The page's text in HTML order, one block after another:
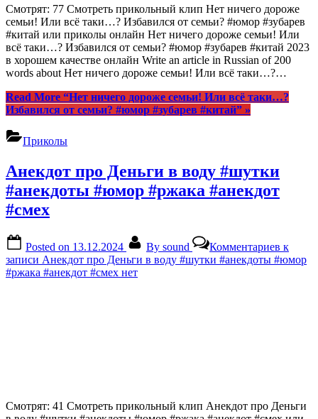
Смотрят: 77 Смотреть прикольный клип Нет ничего дороже
семьи! Или всё таки…? Избавился от семьи? #юмор #зубарев
#китай или приколы онлайн Нет ничего дороже семьи! Или
всё таки…? Избавился от семьи? #юмор #зубарев #китай 2023
в хорошем качестве онлайн Write an article in Russian of 200
words about Нет ничего дороже семьи! Или всё таки…?…
Read More “Нет ничего дороже семьи! Или всё таки…?
Избавился от семьи? #юмор #зубарев #китай” »
Приколы
Анекдот про Деньги в воду #шутки
#анекдоты #юмор #ржака #анекдот
#смех
Posted on 13.12.2024 By sound Комментариев к
записи Анекдот про Деньги в воду #шутки #анекдоты #юмор
#ржака #анекдот #смех нет
Смотрят: 41 Смотреть прикольный клип Анекдот про Деньги